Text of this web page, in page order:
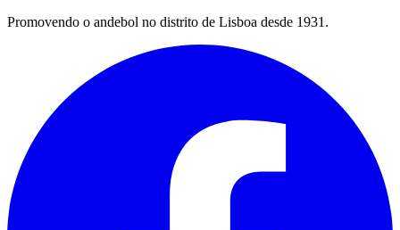
Promovendo o andebol no distrito de Lisboa desde 1931.